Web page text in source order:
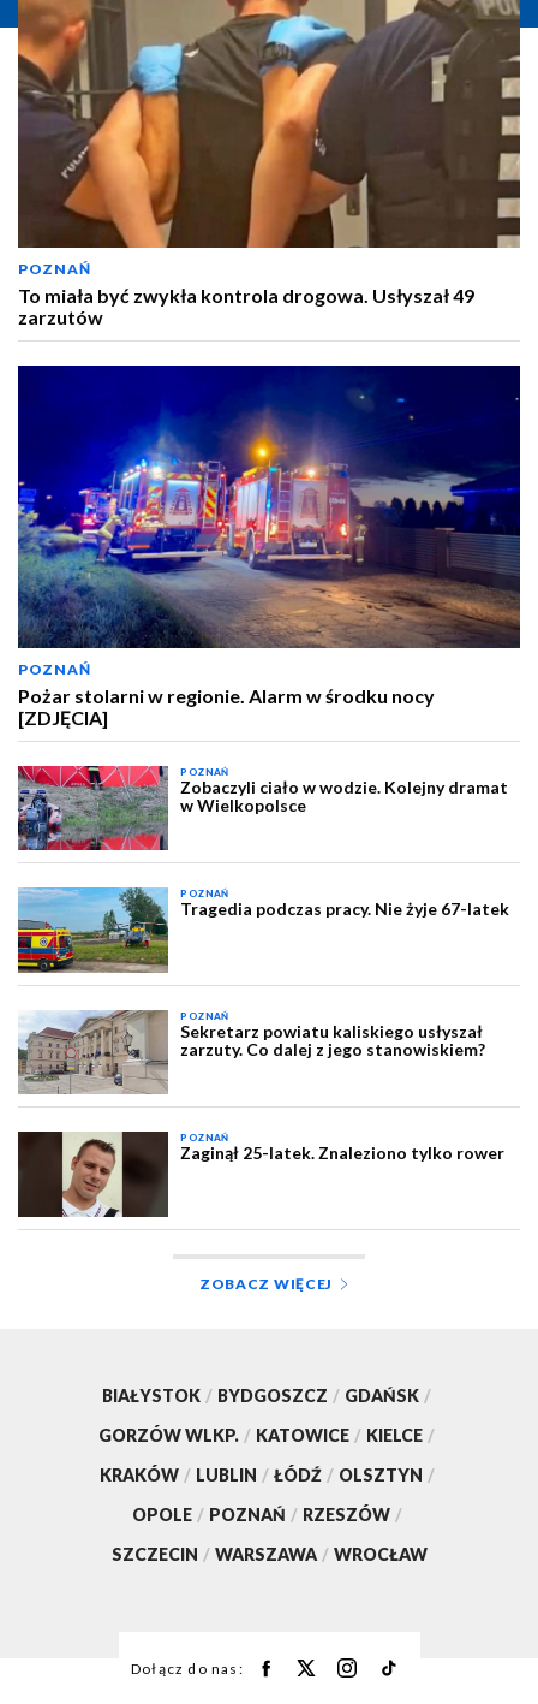
POZNAŃ
To miała być zwykła kontrola drogowa. Usłyszał 49
zarzutów
POZNAŃ
Pożar stolarni w regionie. Alarm w środku nocy
[ZDJĘCIA]
POZNAŃ
Zobaczyli ciało w wodzie. Kolejny dramat
w Wielkopolsce
POZNAŃ
Tragedia podczas pracy. Nie żyje 67-latek
POZNAŃ
Sekretarz powiatu kaliskiego usłyszał
zarzuty. Co dalej z jego stanowiskiem?
POZNAŃ
Zaginął 25-latek. Znaleziono tylko rower
ZOBACZ WIĘCEJ
BIAŁYSTOK / BYDGOSZCZ / GDAŃSK /
GORZÓW WLKP. / KATOWICE / KIELCE /
KRAKÓW / LUBLIN / ŁÓDŹ / OLSZTYN /
OPOLE / POZNAŃ / RZESZÓW /
SZCZECIN / WARSZAWA / WROCŁAW
Dołącz do nas: